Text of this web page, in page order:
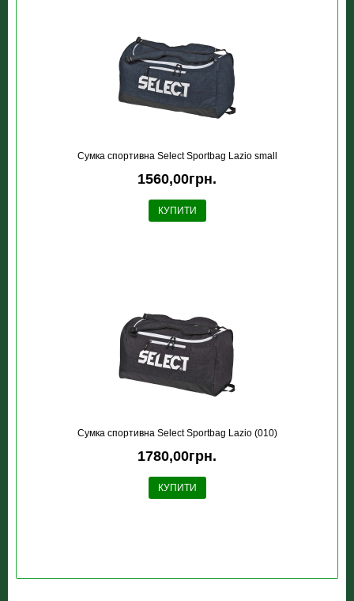
Сумка спортивна Select Sportbag Lazio small
1560,00грн.
КУПИТИ
Сумка спортивна Select Sportbag Lazio (010)
1780,00грн.
КУПИТИ